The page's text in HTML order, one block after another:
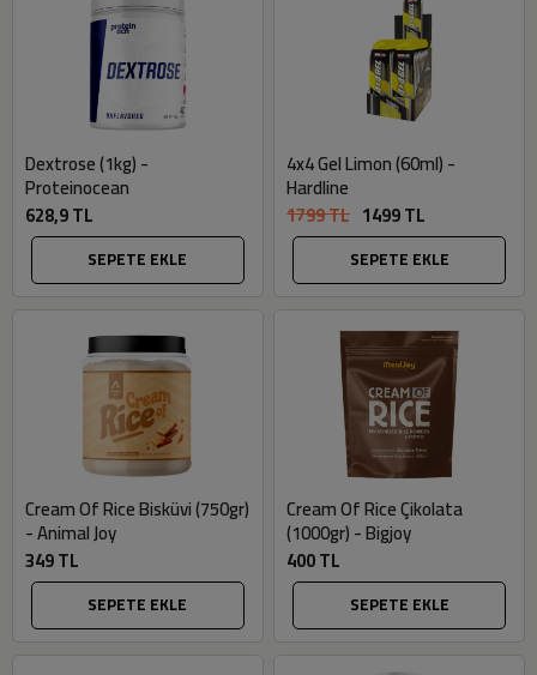
Dextrose (1kg) -
Proteinocean
628,9 TL
SEPETE EKLE
4x4 Gel Limon (60ml) -
Hardline
1799 TL 1499 TL
SEPETE EKLE
Cream Of Rice Bisküvi (750gr)
- Animal Joy
349 TL
SEPETE EKLE
Cream Of Rice Çikolata
(1000gr) - Bigjoy
400 TL
SEPETE EKLE